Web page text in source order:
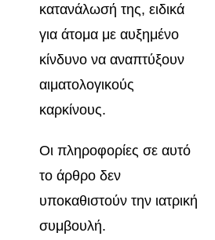
κατανάλωσή της, ειδικά
για άτομα με αυξημένο
κίνδυνο να αναπτύξουν
αιματολογικούς
καρκίνους.
Οι πληροφορίες σε αυτό
το άρθρο δεν
υποκαθιστούν την ιατρική
συμβουλή.